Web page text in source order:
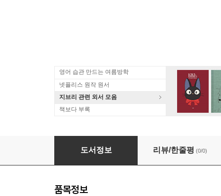
영어 습관 만드는 여름방학
넷플리스 원작 원서
지브리 관련 외서 모음
책보다 부록
Pictory Pre-Step 82 : Thank You (Book + CD)
도서정보 리뷰/한줄평 (0/0)
품목정보